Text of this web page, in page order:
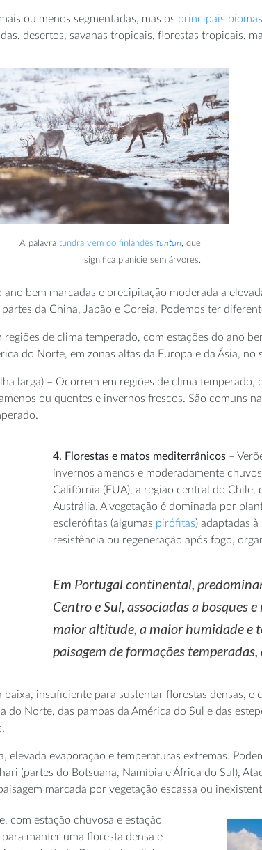
ou menos segmentadas, mas os principais
desertos, savanas tropicais, florestas tropicais,
A palavratundra vem do finlandêstunturi, que
significa planície sem árvores.
bem marcadas e precipitação moderada a
da China, Japão e Coreia. Podemos ter
regiões de clima temperado, com estações do ano
do Norte, em zonas altas da Europa e da Ásia,
larga) – Ocorrem em regiões de clima
ou quentes e invernos frescos. São comuns
4. Florestas e matos mediterrânicos –
invernos amenos e moderadamente
Califórnia (EUA), a região central do Chile,
Austrália. A vegetação é dominada por
esclerófitas (algumas pirófitas) adaptadas
resistência ou regeneração após fogo,
Em Portugal continental,
Centro e Sul, associadas a bosques
maior altitude, a maior humidade e
paisagem de formações
baixa, insuficiente para sustentar florestas densas,
do Norte, das pampas da América do Sul e das
evaporação e temperaturas extremas.
(partes do Botsuana, Namíbia e África do Sul),
marcada por vegetação escassa ou
com estação chuvosa e estação
manter uma floresta densa e